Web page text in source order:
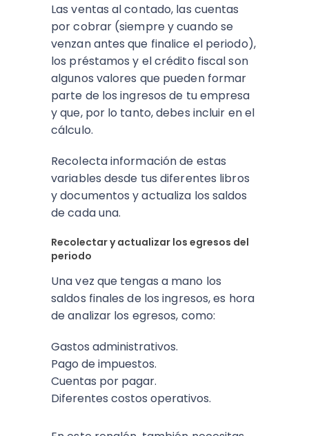
Las ventas al contado, las cuentas
por cobrar (siempre y cuando se
venzan antes que finalice el periodo),
los préstamos y el crédito fiscal son
algunos valores que pueden formar
parte de los ingresos de tu empresa
y que, por lo tanto, debes incluir en el
cálculo.
Recolecta información de estas
variables desde tus diferentes libros
y documentos y actualiza los saldos
de cada una.
Recolectar y actualizar los egresos del
periodo
Una vez que tengas a mano los
saldos finales de los ingresos, es hora
de analizar los egresos, como:
Gastos administrativos.
Pago de impuestos.
Cuentas por pagar.
Diferentes costos operativos.